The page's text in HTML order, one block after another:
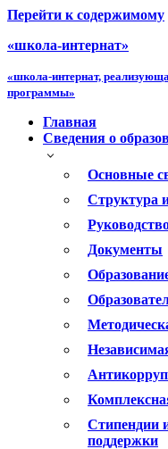
Перейти к содержимому
«школа-интернат»
«школа-интернат,
программы»
Главная
Сведения о
Основные
Структура
Документы
Стипендии
поддержки